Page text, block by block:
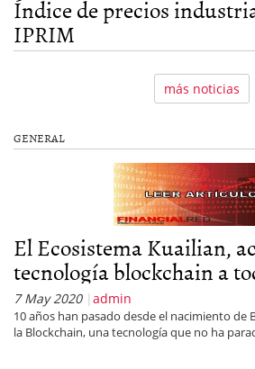
Índice de precios
IPRIM
más noticias
GENERAL
El Ecosistema Kuailian,
tecnología blockchain a
7 May 2020 admin
10 años han pasado desde el nacimiento de
la Blockchain, una tecnología que no ha